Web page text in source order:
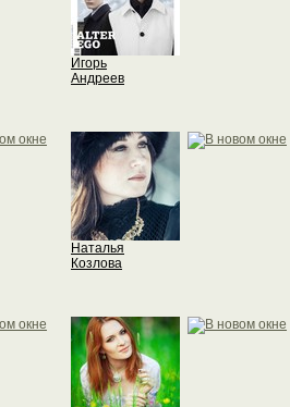
Игорь
Андреев
Наталья
Козлова